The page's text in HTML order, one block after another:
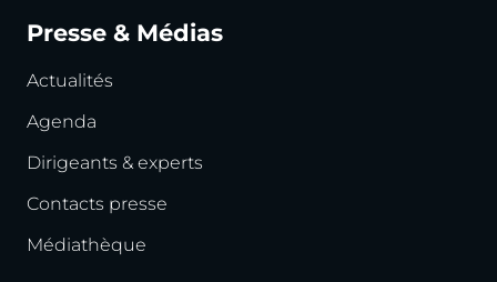
Presse & Médias
Actualités
Agenda
Dirigeants & experts
Contacts presse
Médiathèque